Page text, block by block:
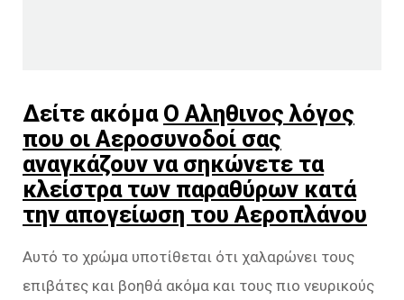
Δείτε ακόμα Ο Αληθινος λόγος
που οι Αεροσυνοδοί σας
αναγκάζουν να σηκώνετε τα
κλείστρα των παραθύρων κατά
την απογείωση του Αεροπλάνου
Αυτό το χρώμα υποτίθεται ότι χαλαρώνει τους
επιβάτες και βοηθά ακόμα και τους πιο νευρικούς